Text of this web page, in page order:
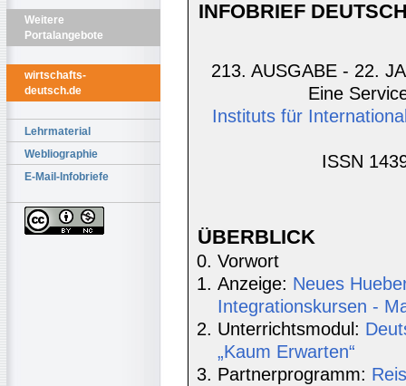
Weitere
Portalangebote
wirtschafts-
deutsch.de
Lehrmaterial
Webliographie
E-Mail-Infobriefe
INFOBRIEF
213. AUSGABE - 22.
Eine
Instituts für
ISSN
ÜBERBLICK
Vorwort
Anzeige: Neues
Integrationskursen -
Unterrichtsmodul:
„Kaum Erwarten“
Partnerprogramm: